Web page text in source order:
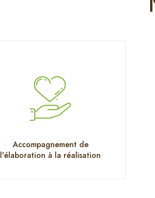
Accompagnement de
l'élaboration à la réalisation